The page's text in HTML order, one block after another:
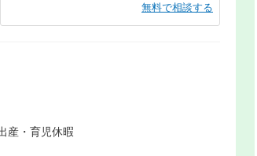
無料で相談する
・育児休暇